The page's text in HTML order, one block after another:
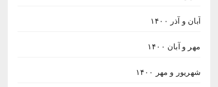
آبان و آذر ۱۴۰۰
مهر و آبان ۱۴۰۰
شهریور و مهر ۱۴۰۰